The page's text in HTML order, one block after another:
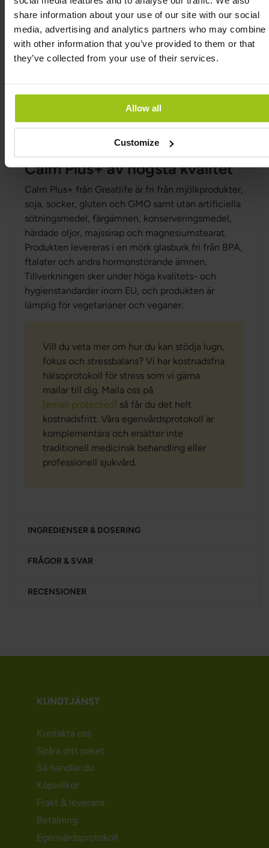
share information about your use of our site with our social
media, advertising and analytics partners who may combine
with other information that you’ve provided to them or that
they’ve collected from your use of their services.
Allow all
Customize
balans.
Vitamin B6 bidrar till nervsystemets normala
Vitamin B6 bidrar till normal psykologisk funktion.
utmattning.
Calm Plus+ av högsta kvalitet
Calm Plus+ från Greatlife är fri från mjölkprodukter,
soja, socker, gluten och GMO samt utan artificiella
sötningsmedel, färgämnen, konserveringsmedel,
härdade oljor, majssirap och magnesiumstearat.
Produkten levereras i en mörk glasburk fri från BPA,
ftalater och andra hormonstörande ämnen.
Tillverkningen sker under höga kvalitets- och
hygienstandarder inom EU, och produkten är
lämplig för vegetarianer och veganer.
Vill du veta mer om hur du kan stödja lugn,
fokus och stressbalans? Vi har kostnadsfria
hälsoprotokoll för stress som vi gärna
mailar till dig. Maila oss på
[email protected] så får du det helt
kostnadsfritt. Våra egenvårdsprotokoll är
komplementära och ersätter inte
traditionell medicinsk behandling eller
professionell sjukvård.
INGREDIENSER & DOSERING
FRÅGOR & SVAR
RECENSIONER
KUNDTJÄNST
Kontakta oss
Spåra ditt paket
Så handlar du
Köpvillkor
Frakt & leverans
Betalning
Egenvårdsprotokoll